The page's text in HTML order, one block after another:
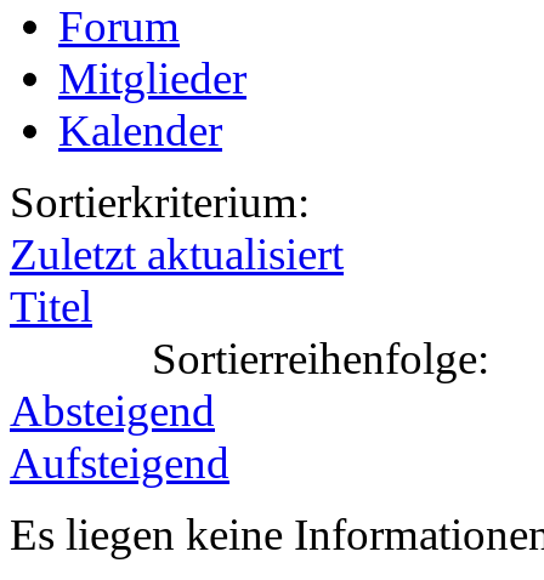
Forum
Mitglieder
Kalender
Sortierkriterium:
Zuletzt aktualisiert
Titel
Sortierreihenfolge:
Absteigend
Aufsteigend
Es liegen keine